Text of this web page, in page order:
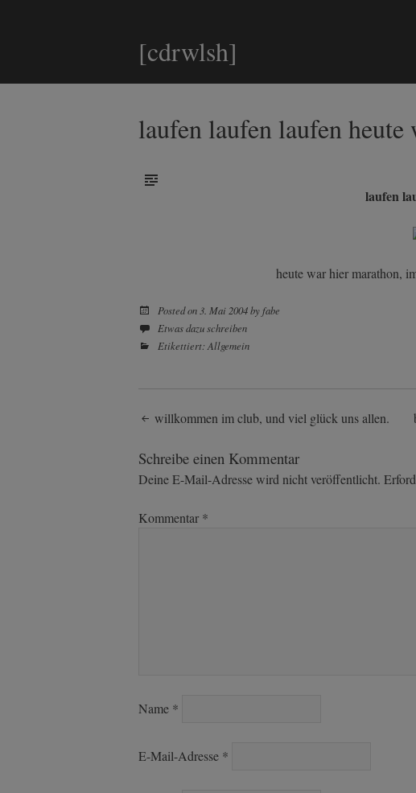
[cdrwlsh]
laufen laufen laufen
laufen
heute war hier marathon,
Posted on 3. Mai 2004by fabe
Etwas dazu schreiben
Etikettiert: Allgemein
Post
navigation
willkommen im club, und viel glück uns allen.
Schreibe einen Kommentar
Deine E-Mail-Adresse wird nicht veröffentlicht.
Kommentar *
Name *
E-Mail-Adresse *